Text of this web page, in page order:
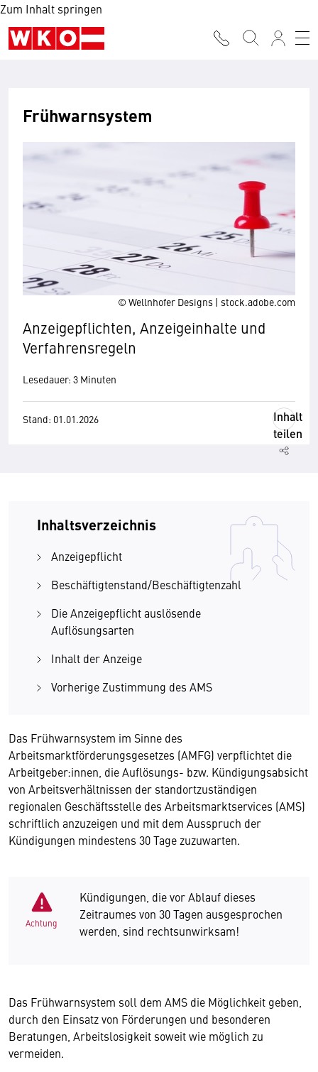
Zum Inhalt springen
© Wellnhofer Designs | stock.adobe.com
Frühwarnsystem
Anzeigepflichten, Anzeigeinhalte und
Verfahrensregeln
Lesedauer: 3 Minuten
Stand: 01.01.2026
Inhalt
teilen
Inhaltsverzeichnis
Anzeigepflicht
Beschäftigtenstand/Beschäftigtenzahl
Die Anzeigepflicht auslösende
Auflösungsarten
Inhalt der Anzeige
Vorherige Zustimmung des AMS
Das Frühwarnsystem im Sinne des
Arbeitsmarktförderungsgesetzes (AMFG) verpflichtet die
Arbeitgeber:innen, die Auflösungs- bzw. Kündigungsabsicht
von Arbeitsverhältnissen der standortzuständigen
regionalen Geschäftsstelle des Arbeitsmarktservices (AMS)
schriftlich anzuzeigen und mit dem Ausspruch der
Kündigungen mindestens 30 Tage zuzuwarten.
Achtung
Kündigungen, die vor Ablauf dieses
Zeitraumes von 30 Tagen ausgesprochen
werden, sind rechtsunwirksam!
Das Frühwarnsystem soll dem AMS die Möglichkeit geben,
durch den Einsatz von Förderungen und besonderen
Beratungen, Arbeitslosigkeit soweit wie möglich zu
vermeiden.